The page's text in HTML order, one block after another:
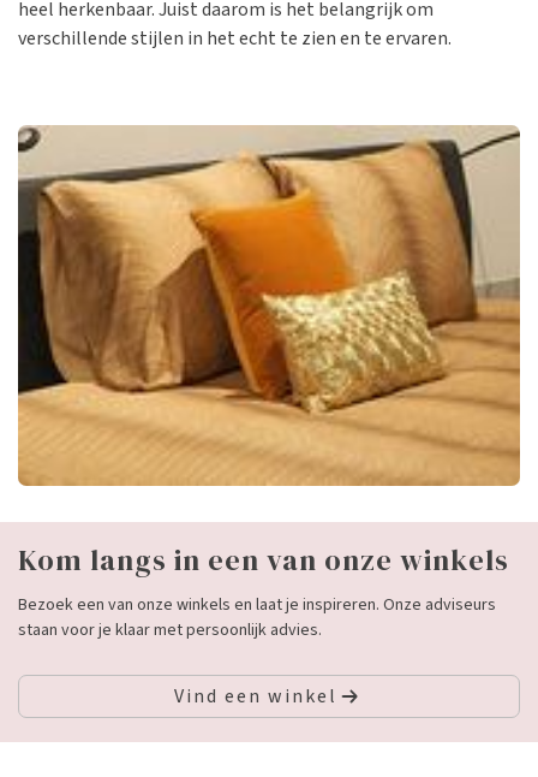
heel herkenbaar. Juist daarom is het belangrijk om
verschillende stijlen in het echt te zien en te ervaren.
Kom langs in een van onze winkels
Bezoek een van onze winkels en laat je inspireren. Onze adviseurs
staan voor je klaar met persoonlijk advies.
Vind een winkel